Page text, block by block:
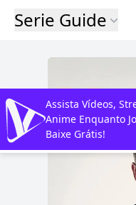
Serie Guide
Assista Vídeos,
Anime Enquanto
Baixe Grátis!